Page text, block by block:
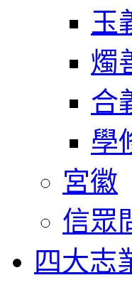
玉
燭
合
學
宮徽
信眾
四大志